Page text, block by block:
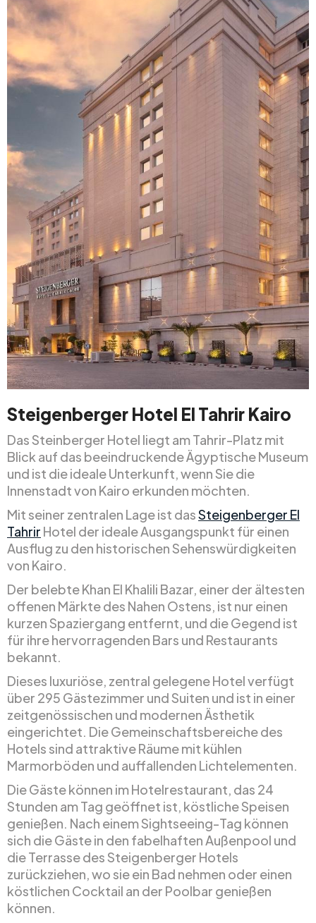
Steigenberger Hotel El Tahrir Kairo
Das Steinberger Hotel liegt am Tahrir-Platz mit
Blick auf das beeindruckende Ägyptische Museum
und ist die ideale Unterkunft, wenn Sie die
Innenstadt von Kairo erkunden möchten.
Mit seiner zentralen Lage ist dasSteigenberger El
Tahrir Hotel der ideale Ausgangspunkt für einen
Ausflug zu den historischen Sehenswürdigkeiten
von Kairo.
Der belebte Khan El Khalili Bazar, einer der ältesten
offenen Märkte des Nahen Ostens, ist nur einen
kurzen Spaziergang entfernt, und die Gegend ist
für ihre hervorragenden Bars und Restaurants
bekannt.
Dieses luxuriöse, zentral gelegene Hotel verfügt
über 295 Gästezimmer und Suiten und ist in einer
zeitgenössischen und modernen Ästhetik
eingerichtet. Die Gemeinschaftsbereiche des
Hotels sind attraktive Räume mit kühlen
Marmorböden und auffallenden Lichtelementen.
Die Gäste können im Hotelrestaurant, das 24
Stunden am Tag geöffnet ist, köstliche Speisen
genießen. Nach einem Sightseeing-Tag können
sich die Gäste in den fabelhaften Außenpool und
die Terrasse des Steigenberger Hotels
zurückziehen, wo sie ein Bad nehmen oder einen
köstlichen Cocktail an der Poolbar genießen
können.